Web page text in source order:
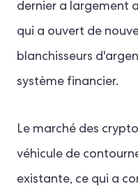
dernier a largement
qui a ouvert de
blanchisseurs
système financier.
Le marché des
véhicule de
existante, ce qui a